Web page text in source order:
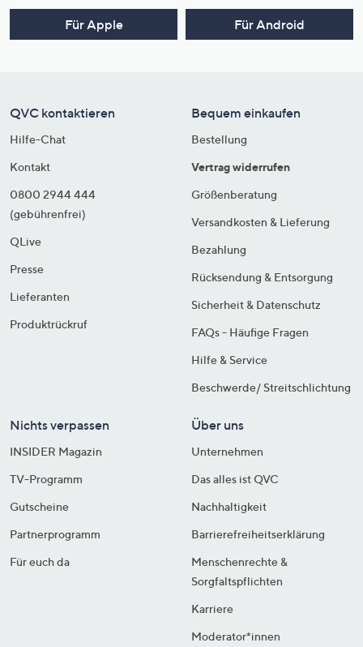
Für Apple Für Android
QVC kontaktieren
Hilfe-Chat
Kontakt
0800 2944 444
(gebührenfrei)
QLive
Presse
Lieferanten
Produktrückruf
Bequem einkaufen
Bestellung
Vertrag widerrufen
Größenberatung
Versandkosten & Lieferung
Bezahlung
Rücksendung & Entsorgung
Sicherheit & Datenschutz
FAQs - Häufige Fragen
Hilfe & Service
Beschwerde/ Streitschlichtung
Nichts verpassen
INSIDER Magazin
TV-Programm
Gutscheine
Partnerprogramm
Für euch da
Über uns
Unternehmen
Das alles ist QVC
Nachhaltigkeit
Barrierefreiheitserklärung
Menschenrechte &
Sorgfaltspflichten
Karriere
Moderator*innen